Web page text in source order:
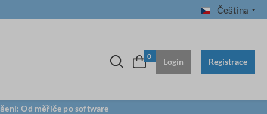
Čeština
0 Login Registrace
Od měřiče po software